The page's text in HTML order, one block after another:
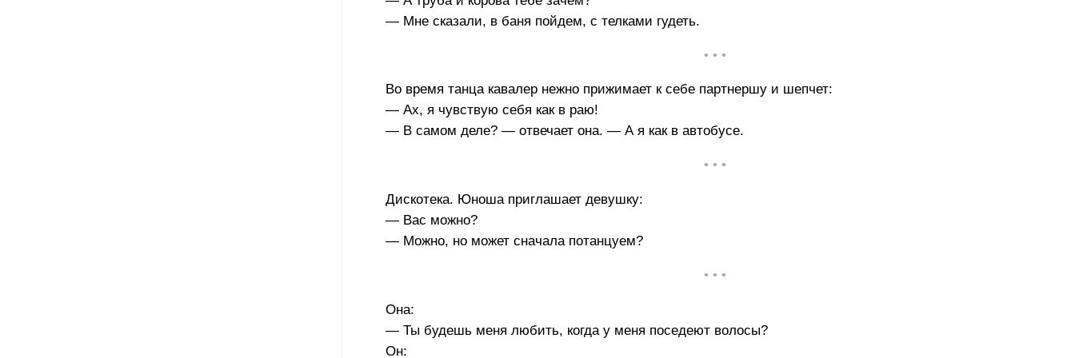
— Мне сказали, в баня пойдем, с телками гудеть.
• • •
Во время танца кавалер нежно прижимает к себе партнершу и шепчет:
— Ах, я чувствую себя как в раю!
— В самом деле? — отвечает она. — А я как в автобусе.
• • •
Дискотека. Юноша приглашает девушку:
— Вас можно?
— Можно, но может сначала потанцуем?
• • •
Она:
— Ты будешь меня любить, когда у меня поседеют волосы?
Он: